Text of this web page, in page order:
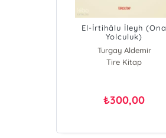
El-İrtihâlu İleyh (Ona
Yolculuk)
Turgay Aldemir
Tire Kitap
₺300,00